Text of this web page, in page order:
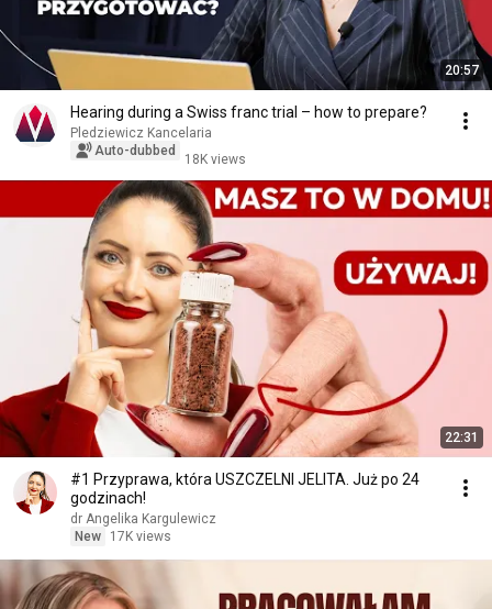
20:57
Hearing during a Swiss franc trial – how to prepare?
Pledziewicz Kancelaria
Auto-dubbed
18K views
22:31
#1 Przyprawa, która USZCZELNI JELITA. Już po 24
godzinach!
dr Angelika Kargulewicz
New
17K views